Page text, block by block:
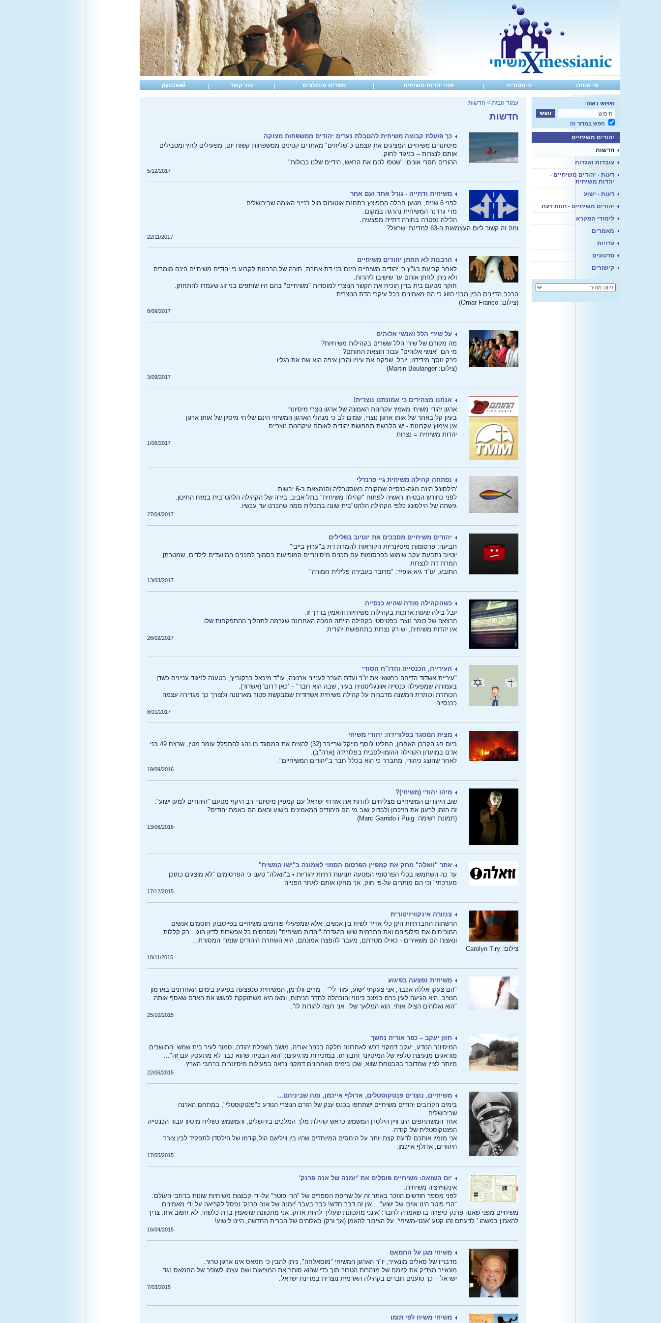
מי אנחנו היסטוריה מהי יהדות משיחית ספרים מומלצים צור קשר русский
חפש במדור זה
יהודים משיחיים
חדשות
עובדות ואגדות
דעות - יהודים משיחיים -
יהדות משיחית
דעות - ישוע
יהודים משיחיים - חוות דעת
לימודי המקרא
מאמרים
עדויות
סרטונים
קישורים
עמוד הבית > חדשות
חדשות
כך פועלת קבוצה משיחית להטבלת נערים יהודים ממשפחות מצוקה
מיסיונרים משיחיים המציגים את עצמם כ"שליחים" מאתרים קטינים ממשפחות קשות יום, מפעילים לחץ ומטבילים
אותם לנצרות – בניגוד לחוק.
ההורים חסרי אונים: "שטפו להם את הראש, הידיים שלנו כבולות"
5/12/2017
משיחית ודתייה - גורל אחד ועם אחר
לפני 6 שנים, מטען חבלה התפוצץ בתחנת אוטובוס מול בנייני האומה שבירושלים.
מרי גרדנר המשיחית נהרגה במקום.
הלילה נפטרה בחורה דתייה מפצעיה.
ומה זה קשור ליום העצמאות ה-63 למדינת ישראל?
22/11/2017
הרבנות לא תחתן יהודים משיחיים
לאחר קביעת בג"ץ כי יהודים משיחיים הינם בני דת אחרת, תורה של הרבנות לקבוע כי יהודים משיחיים הינם מומרים
ולא ניתן לחתן אותם עד שישיבו ליהדות.
חוקר מטעם בית בדין הוכיח את הקשר הנוצרי למוסדות "משיחיים" בהם היו שותפים בני זוג שעמדו להתחתן.
הרכב הדיינים הבין מבני הזוג כי הם מאמינים בכל עיקרי הדת הנוצרית.
(צילום: Omar Franco)
8/09/2017
על שירי הלל ואנשי אלוהים
מה מקורם של שירי הלל ששרים בקהילות משיחיות?
מי הם "אנשי אלוהים" עבור הוצאת החותם?
פרק נוסף מידידנו, יובל, שפקח את עיניו והבין איפה הוא שם את רגליו.
(צילום: Martin Boulanger)
3/09/2017
אנחנו מצהירים כי אמונתנו נוצרית!
ארגון יהודי משיחי מאמץ עקרונות האמונה של ארגון נוצרי מיסיונרי
בעיון קל באתר של אותו ארגון נוצרי, שמים לב כי מנהלי הארגון המשיחי הינם שליחי מיסיון של אותו ארגון
אין אימוץ עקרונות - יש הלבשת תחפושת יהודית לאותם עיקרונות נוצריים
יהדות משיחית = נצרות
1/06/2017
נפתחה קהילה משיחית גיי פרנדלי
'הילסונג' הינה מגה-כנסייה שמקורה באוסטרליה והנמצאת ב-6 יבשות.
לפני כחודש הבטיחו ראשיה לפתוח "קהילה משיחית" בתל-אביב, בירה של הקהילה הלהט"בית במזח התיכון.
גישתה של הילסונג כלפי הקהילה הלהט"בית שונה בתכלית ממה שהכרנו עד עכשיו.
27/04/2017
יהודים משיחיים מסבכים את יוטיוב בפלילים
תביעה: פרסומות מיסיונריות הקוראות להמרת דת ב"ערוץ בייבי"
יוטיוב נתבעת עקב שימוש בפרסומות עם תכנים מיסיונריים המופיעות בסמוך לתכנים המיועדים לילדים, שמטרתן
המרת דת לנצרות
התובע, עו"ד גיא אופיר: "מדובר בעבירה פלילית חמורה"
13/03/2017
כשהקהילה מודה שהיא כנסייה
יובל בילה שעות ארוכות בקהילות משיחיות והאמין בדרך זו.
הרצאה של כומר נוצרי בפטיסטי בקהילה הייתה המכה האחרונה שגרמה לתהליך ההתפקחות שלו.
אין יהדות משיחית, יש רק נצרות בתחפושת יהודית.
26/02/2017
העירייה, הכנסייה והדו"ח הסודי
"עיריית אשדוד הדיחה בחשאי את יו"ר ועדת הערר לענייני ארנונה, עו"ד מיכאל ברקוביץ', בטענה לניגוד עניינים כשדן
בעמותה שמפעילה כנסייה אוונגליסטית בעיר, שבה הוא חבר" – 'כאן דרום' (אשדוד).
הכותרת וכותרת המשנה מדברות על קהילה משיחית אשדודית שמבקשת פטור מארנונה ולצורך כך מגדירה עצמה
ככנסייה.
8/01/2017
מצית המסגד בפלורידה: יהודי משיחי
ביום חג הקרבן האחרון, החליט ג'וסף מייקל שרייבר (32) להצית את המסגד בו נהג להתפלל עומר מטין, שרצח 49 בני
אדם במועדון הקהילה ההומו-לסבית בפלורידה (ארה"ב).
לאחר שהוצג כיהודי, מתברר כי הוא בכלל חבר ב"יהודים המשיחיים".
19/09/2016
מיהו יהודי (משיחי)?
שוב היהודים המשיחיים מצליחים להרגיז את אזרחי ישראל עם קמפיין מיסיונרי רב היקף מטעם "היהודים למען ישוע".
זה הזמן לרענן את הזיכרון ולבדוק שוב מי הם היהודים המאמינים בישוע והאם הם באמת יהודים?
(תמונת רשימה: Marc Garrido i Puig)
13/06/2016
אתר "וואלה" מחק את קמפיין הפרסום הסמוי לאמונה ב"ישו המשיח"
עד כה השתמשו בכלי הפרסומי המטעה תנועות דתיות יהודיות • ב"וואלה" טענו כי הפרסומים "לא מוצגים כתוכן
מערכתי" וכי הם מותרים על-פי חוק, אך מחקו אותם לאחר הפנייה
17/12/2015
צנזורה אינקוויזיטורית
הרשתות החברתיות הינן כלי אדיר לשיח בין אנשים, אלא שמפעילי פורומים משיחיים בפייסבוק חוסמים אנשים
המוכיחים את סילופיהם ואת התרמית שיש בהגדרה "יהדות משיחית" ומסרסים כל אפשרות לדיון הוגן . רק קללות
ונאצות הם משאירים - כאילו מטרתם, מעבר להפצת אמונתם, היא השחרת היהודים שומרי המסורת...
צילום: Carolyn Tiry
18/11/2015
משיחית נפצעה בפיגוע
"הם צעקו אללה אכבר, אני צעקתי 'ישוע, עזור לי'" – מרים וולדמן, המשיחית שנפצעה בפיגוע בימים האחרונים בארמון
הנציב. היא הגיעה לעין כרם במצב בינוני והובהלה לחדר הניתוח, ומאז היא משתוקקת לפגוש את האדם שאסף אותה.
"הוא ואלוהים הצילו אותי. הוא המלאך שלי. אני רוצה להודות לו".
25/10/2015
חזון יעקב – כפר אוריה נחשך
המיסיונר הנודע, יעקב דמקני רכש לאחרונה חלקה בכפר אוריה, מושב בשפלת יהודה, סמוך לעיר בית שמש. התושבים
מודאגים מנעיצת טלפיו של המיסיונר וחבורתו. במזכירות מרגיעים: "הוא הבטיח שהוא כבר לא מתעסק עם זה"...
מיותר לציין שמדובר בהבטחת שווא, שכן בימים האחרונים דמקני נראה בפעילות מיסיונרית ברחבי הארץ.
22/06/2015
משיחיים, נוצרים פנטקוסטלים, אדולף אייכמן, ומה שביניהם...
בימים הקרובים יהודים משיחיים ישתתפו בכנס ענק של הזרם הנוצרי הנודע כ"פנטקוסטלי", במתחם הארנה
שבירושלים.
אחד המשתתפים הינו וויין הילסדן המשמש כראש קהילת מלך המלכים בירושלים, והמשמש כשליח מיסיון עבור הכנסייה
הפנטקוסטלית של קנדה.
אני מזמין אותכם לדעת קצת יותר על היחסים המיוחדים שהיו בין וויליאם הול,קודמו של הילסדן לתפקיד לבין צורר
היהודים, אדולף אייכמן.
17/05/2015
יום השואה: משיחיים פוסלים את 'יומנה של אנה פרנק'
אינקוויזיציה משיחית.
לפני מספר חודשים הוזכר באתר זה על שריפת הספרים של "הרי פוטר" על-ידי קבוצות משיחיות שונות ברחבי העולם:
"הרי פוטר הינו אויבו של ישוע"... אין זה דבר חדש! כבר בעבר 'יומנה של אנה פרנק' נפסל לקריאה על ידי מאמינים
משיחיים מפני שאנה פרנק סיפרה בו שאמרה לחבר: 'אינני מתכוונת שעליך להיות אדוק. אני מתכוונת שתאמין בדת כלשהי. לא חשוב איזו. צריך
להאמין במשהו.' לדעתם זהו קטע 'אנטי-משיחי': על הציבור להאמן (אך ורק) באלוהים של הברית החדשה, היינו לישוע!
16/04/2015
משיחי מגן על החמאס
מדבריו של סאלים מונאייר, יו"ר הארגון המשיחי "מוסאלחה", ניתן להבין כי חמאס אינו ארגון טרור.
מונאייר מצדיק את קיומם של מנהרות הטרור תוך כדי שהוא סותר את המציאות ושם עצמו לשופר של החמאס נגד
ישראל – כך טוענים חברים בקהילה הארמית נוצרית במדינת ישראל.
7/03/2015
משיחי משׂיח לפי תומו